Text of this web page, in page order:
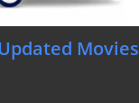
Movies